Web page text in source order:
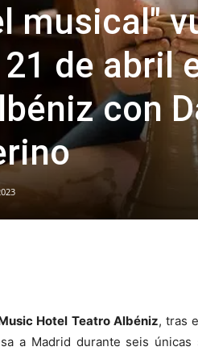
musical"
de abril
con
Hotel Teatro Albéniz, tras
a Madrid durante seis únicas